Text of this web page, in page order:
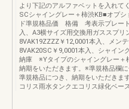
より下記のアルファベットを入れて
SCシャイングレー＋柿渋KB■オプ
ド準規格品価 格備 考表示プレー
入、A3横サイズ用交換用ガススプリ
8VAK19ZZZZ￥12,0001本入、メン
8VAK20SC￥9,0001本入、シャイン
納庫 ※Yタイプのシャイングレー＋
納期をいただきます。※準規格品欄
準規格品につき、納期をいただきま
コリス雨水タンクエコリス緑化ベー